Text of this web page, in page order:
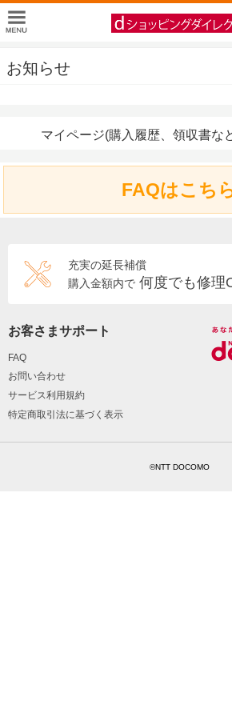
お知らせ
マイページ(購入履歴、領収書な
FAQはこち
充実の延長補償
購入金額内で 何度でも修理
お客さまサポート
FAQ
お問い合わせ
サービス利用規約
特定商取引法に基づく表示
©NTT DOCOMO